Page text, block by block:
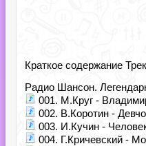
Краткое содержание
Радио Шансон.
001. М.Круг -
002. В.Коротин -
003. И.Кучин -
004. Г.Кричевский -